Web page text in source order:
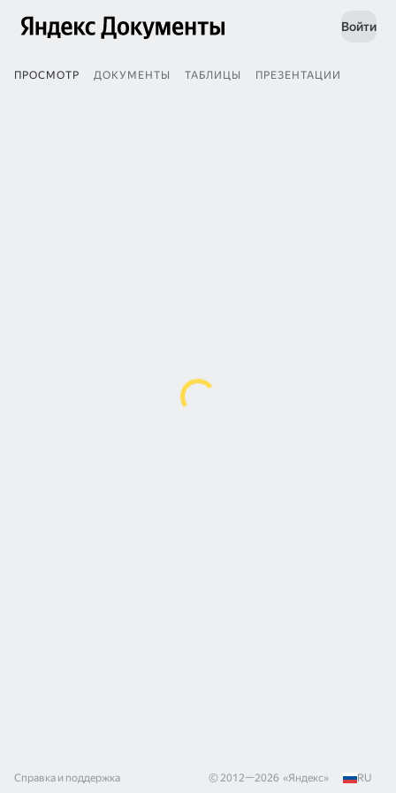
Войти
ПРОСМОТР ДОКУМЕНТЫ ТАБЛИЦЫ ПРЕЗЕНТАЦИИ
Справка и поддержка © 2012—2026 «Яндекс» RU